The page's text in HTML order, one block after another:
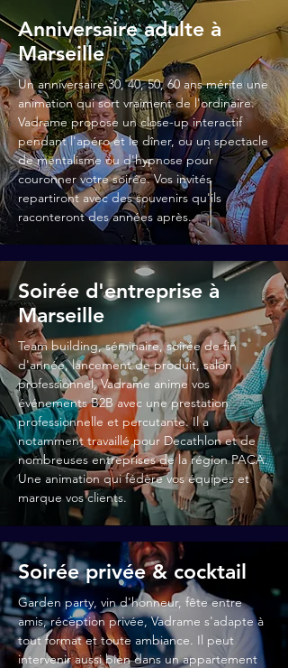
Anniversaire adulte à
Marseille
Un anniversaire 30, 40, 50, 60 ans mérite une
animation qui sort vraiment de l'ordinaire.
Vadrame propose un close-up interactif
pendant l'apéro et le dîner, ou un spectacle
de mentalisme ou d'hypnose pour
couronner votre soirée. Vos invités
repartiront avec des souvenirs qu'ils
raconteront des années après.
Soirée d'entreprise à
Marseille
Team building, séminaire, soirée de fin
d'année, lancement de produit, salon
professionnel, Vadrame anime vos
événements B2B avec une prestation
professionnelle et percutante. Il a
notamment travaillé pour Decathlon et de
nombreuses entreprises de la région PACA.
Une animation qui fédère vos équipes et
marque vos clients.
Soirée privée & cocktail
Garden party, vin d'honneur, fête entre
amis, réception privée, Vadrame s'adapte à
tout format et toute ambiance. Il peut
intervenir aussi bien dans un appartement